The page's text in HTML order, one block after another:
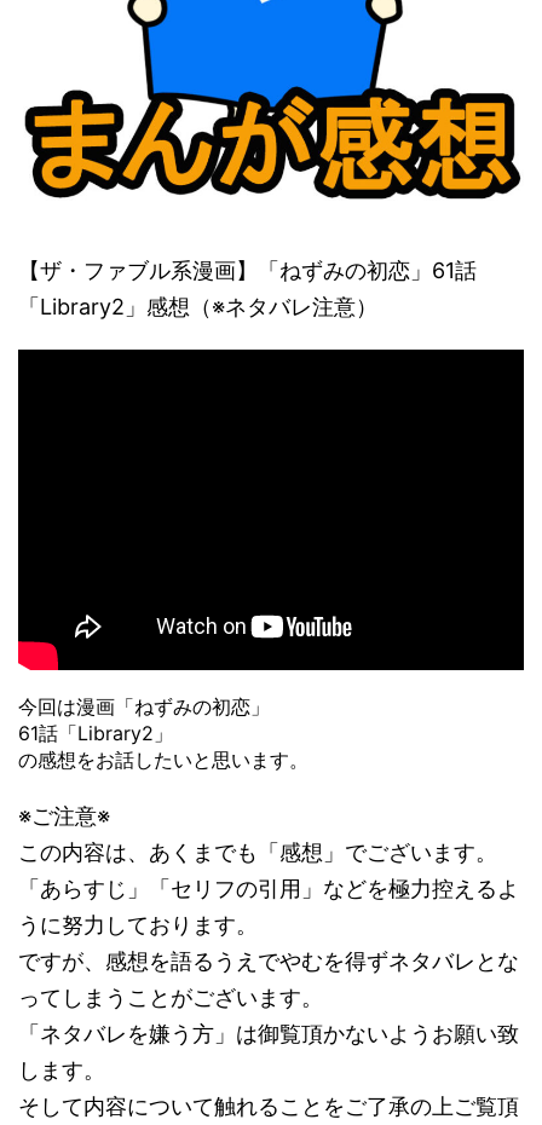
【ザ・ファブル系漫画】「ねずみの初恋」61話
「Library2」感想（※ネタバレ注意）
今回は漫画「ねずみの初恋」
61話「Library2」
の感想をお話したいと思います。
※ご注意※
この内容は、あくまでも「感想」でございます。
「あらすじ」「セリフの引用」などを極力控えるよ
うに努力しております。
ですが、感想を語るうえでやむを得ずネタバレとな
ってしまうことがございます。
「ネタバレを嫌う方」は御覧頂かないようお願い致
します。
そして内容について触れることをご了承の上ご覧頂